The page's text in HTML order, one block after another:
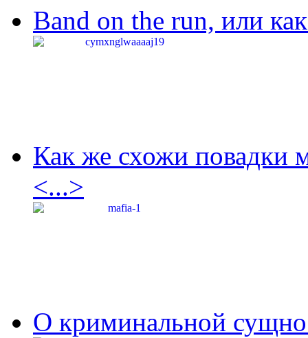
Band on the run, или
Как же схожи повадки
<...>
О криминальной